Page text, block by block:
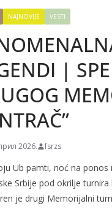
NAJNOVIJE VESTI
|
2026. fsrzs
Ub pamti, noć na
Srbije pod okrilje
je drugi Memorijalni